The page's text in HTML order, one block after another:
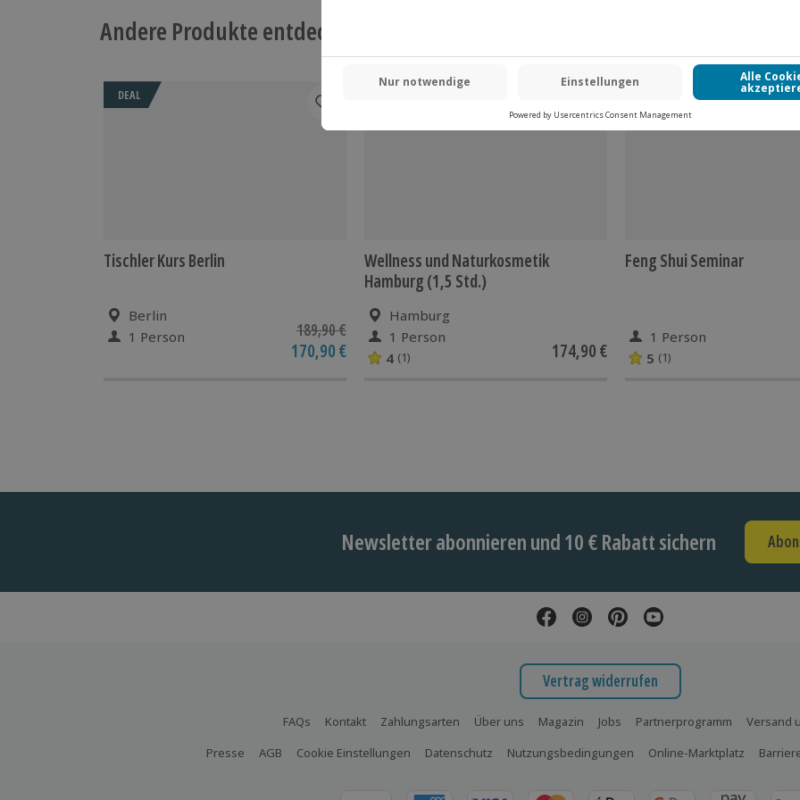
Andere Produkte entdecken
DEAL
Tischler Kurs Berlin
Berlin
1 Person
189,90 €
170,90 €
Wellness und Naturkosmetik
Hamburg (1,5 Std.)
Hamburg
1 Person
4 (1) 174,90 €
Feng Shui Seminar
1 Person
5 (1)
Newsletter abonnieren und 10 € Rabatt sichern
Vertrag widerrufen
FAQs Kontakt Zahlungsarten Über uns Magazin Jobs Partnerprogramm
Versand
Presse
AGB Cookie Einstellungen Datenschutz Nutzungsbedingungen Online-Marktplatz